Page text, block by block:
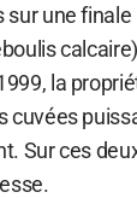
une finale
la
cuvées
Sur ces